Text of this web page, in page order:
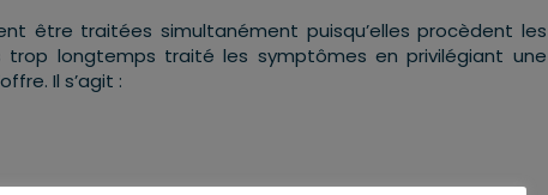
être traitées simultanément puisqu’elles procèdent les
longtemps traité les symptômes en privilégiant une
Il s’agit :